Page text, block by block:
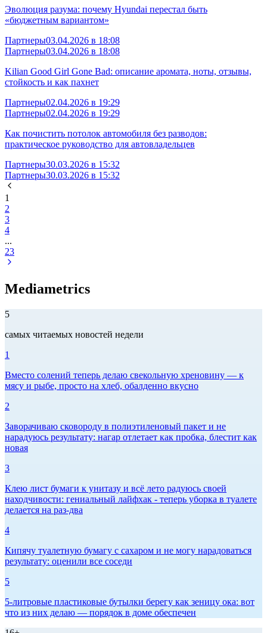
Эволюция разума: почему Hyundai перестал быть
«бюджетным вариантом»
Партнеры03.04.2026 в 18:08
Партнеры03.04.2026 в 18:08
Kilian Good Girl Gone Bad: описание аромата, ноты, отзывы,
стойкость и как пахнет
Партнеры02.04.2026 в 19:29
Партнеры02.04.2026 в 19:29
Как почистить потолок автомобиля без разводов:
практическое руководство для автовладельцев
Партнеры30.03.2026 в 15:32
Партнеры30.03.2026 в 15:32
1
2
3
4
...
23
Mediametrics
5
самых читаемых новостей недели
1
Вместо солений теперь делаю свекольную хреновину — к
мясу и рыбе, просто на хлеб, обалденно вкусно
2
Заворачиваю сковороду в полиэтиленовый пакет и не
нарадуюсь результату: нагар отлетает как пробка, блестит как
новая
3
Клею лист бумаги к унитазу и всё лето радуюсь своей
находчивости: гениальный лайфхак - теперь уборка в туалете
делается на раз-два
4
Кипячу туалетную бумагу с сахаром и не могу нарадоваться
результату: оценили все соседи
5
5-литровые пластиковые бутылки берегу как зеницу ока: вот
что из них делаю — порядок в доме обеспечен